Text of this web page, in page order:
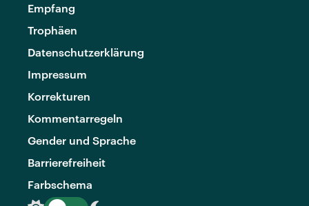
Empfang
Trophäen
Datenschutzerklärung
Impressum
Korrekturen
Kommentarregeln
Gender und Sprache
Barrierefreiheit
Farbschema